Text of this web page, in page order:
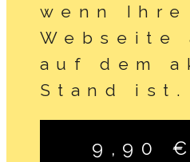
wenn Ihre
Webseite
auf dem
Stand ist.
9,90